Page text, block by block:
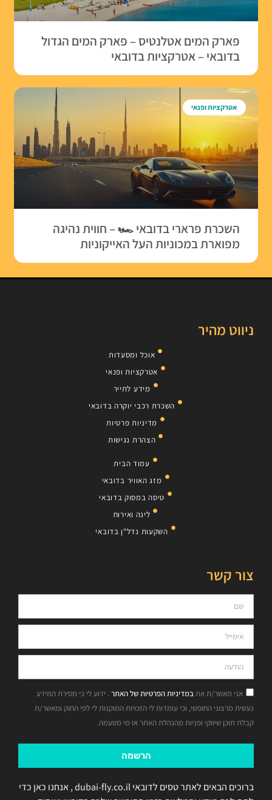
פארק המים אטלנטיס – פארק המים הגדול
בדובאי – אטרקציות בדובאי
אטרקציות ופנאי
השכרת פרארי בדובאי 🏎 – חווית נהיגה
מפוארת במכוניות העל האייקוניות
ניווט מהיר
אוכל ומסעדות
אטרקציות ופנאי
מידע לתייר
השכרת רכבי יוקרה בדובאי
מדיניות פרטיות
הצהרת נגישות
עמוד הבית
מזג האוויר בדובאי
טיסה במסוק בדובאי
לינה ואירוח
השקעות נדל"ן בדובאי
צור קשר
אני מאשר/ת אתבמדיניות הפרטיות של האתר. ידוע לי כי מסירת המידע
נעשית מרצוני החופשי, וכי עומדות לי הזכויות המוקנות לי לפי החוק ומאשר/ת
קבלת תוכן שיווקי ופניות מהנהלת האתר או מי מטעמה.
הרשמה
ברוכים הבאים לאתר טסים לדובאי dubai-fly.co.il , אנחנו כאן כדי